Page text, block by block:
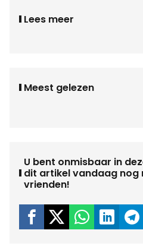
Lees meer
Meest gelezen
U bent onmisbaar in
dit artikel vandaag nog
vrienden!